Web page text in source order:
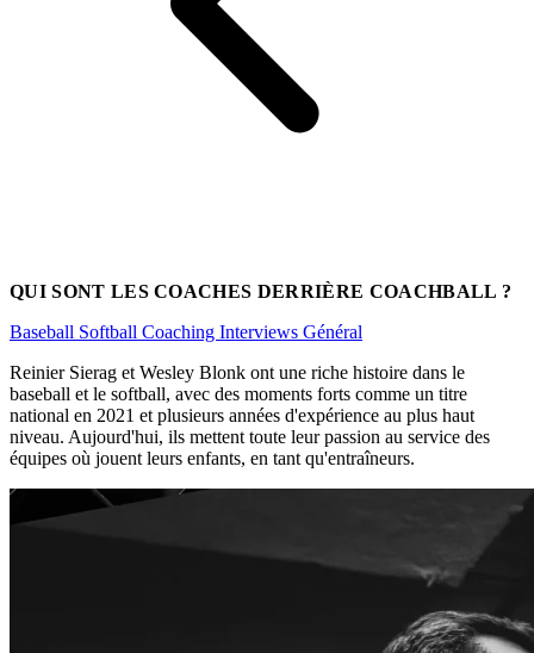
QUI SONT LES COACHES DERRIÈRE COACHBALL ?
Baseball Softball Coaching Interviews Général
Reinier Sierag et Wesley Blonk ont une riche histoire dans le
baseball et le softball, avec des moments forts comme un titre
national en 2021 et plusieurs années d'expérience au plus haut
niveau. Aujourd'hui, ils mettent toute leur passion au service des
équipes où jouent leurs enfants, en tant qu'entraîneurs.